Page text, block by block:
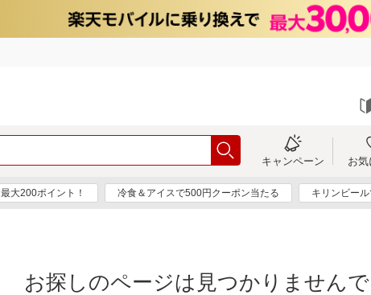
キャンペーン お気
最大200ポイント！ 冷食＆アイスで500円クーポン当たる キリンビー
お探しのページは見つかりませんで